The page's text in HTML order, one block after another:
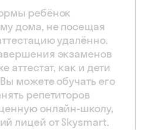
ребёнок
дома, не посещая
удалённо.
экзаменов
аттестат, как и дети
можете обучать его
репетиторов
онлайн-школу,
лицей от Skysmart.